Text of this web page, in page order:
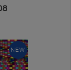
NEW